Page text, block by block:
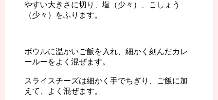
やすい大きさに切り、塩（少々）、こしょう
（少々）をふります。
ボウルに温かいご飯を入れ、細かく刻んだカレ
ールーをよく混ぜます。
スライスチーズは細かく手でちぎり、ご飯に加
えて、よく混ぜます。